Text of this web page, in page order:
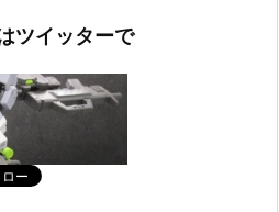
ツイッターで